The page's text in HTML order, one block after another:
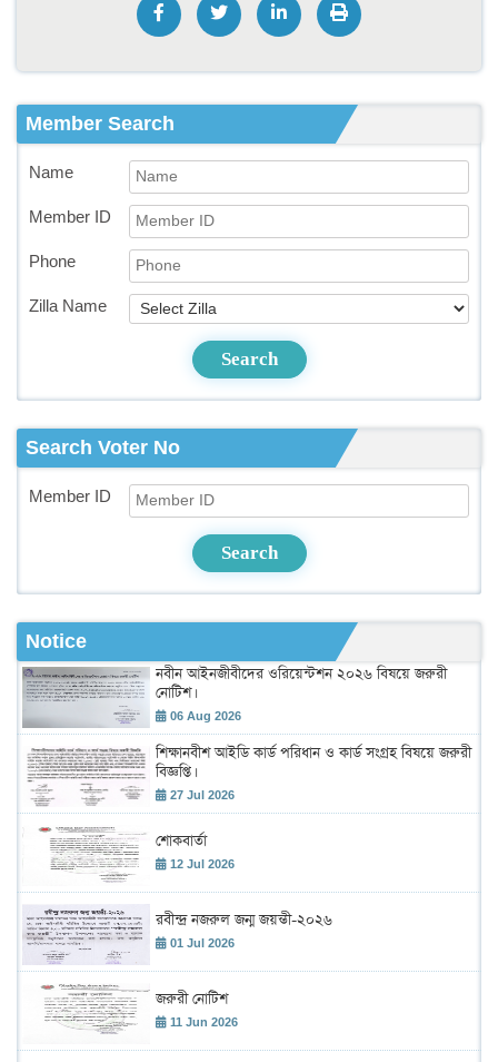
Member Search
Name
Member ID
Phone
Zilla Name
Search
Search Voter No
Member ID
Search
Notice
নবীন আইনজীবীদের ওরিয়েন্টশন ২০২৬ বিষয়ে জরুরী
নোটিশ।
06 Aug 2026
শিক্ষানবীশ আইডি কার্ড পরিধান ও কার্ড সংগ্রহ বিষয়ে জরুরী
বিজ্ঞপ্তি।
27 Jul 2026
শোকবার্তা
12 Jul 2026
রবীন্দ্র নজরুল জন্ম জয়ন্তী-২০২৬
01 Jul 2026
জরুরী নোটিশ
11 Jun 2026